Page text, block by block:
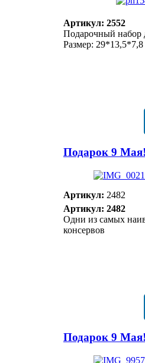
Артикул: 2552
Подарочный набор
Размер:
Подарок 9
Артикул: 2482
Артикул: 2482
Одни из самых
консервов
Подарок 9